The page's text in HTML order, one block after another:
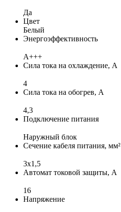
Да
Цвет
Белый
Энергоэффективность
A+++
Сила тока на охлаждение, А
4
Сила тока на обогрев, А
4,3
Подключение питания
Наружный блок
Сечение кабеля питания, мм²
3x1,5
Автомат токовой защиты, А
16
Напряжение